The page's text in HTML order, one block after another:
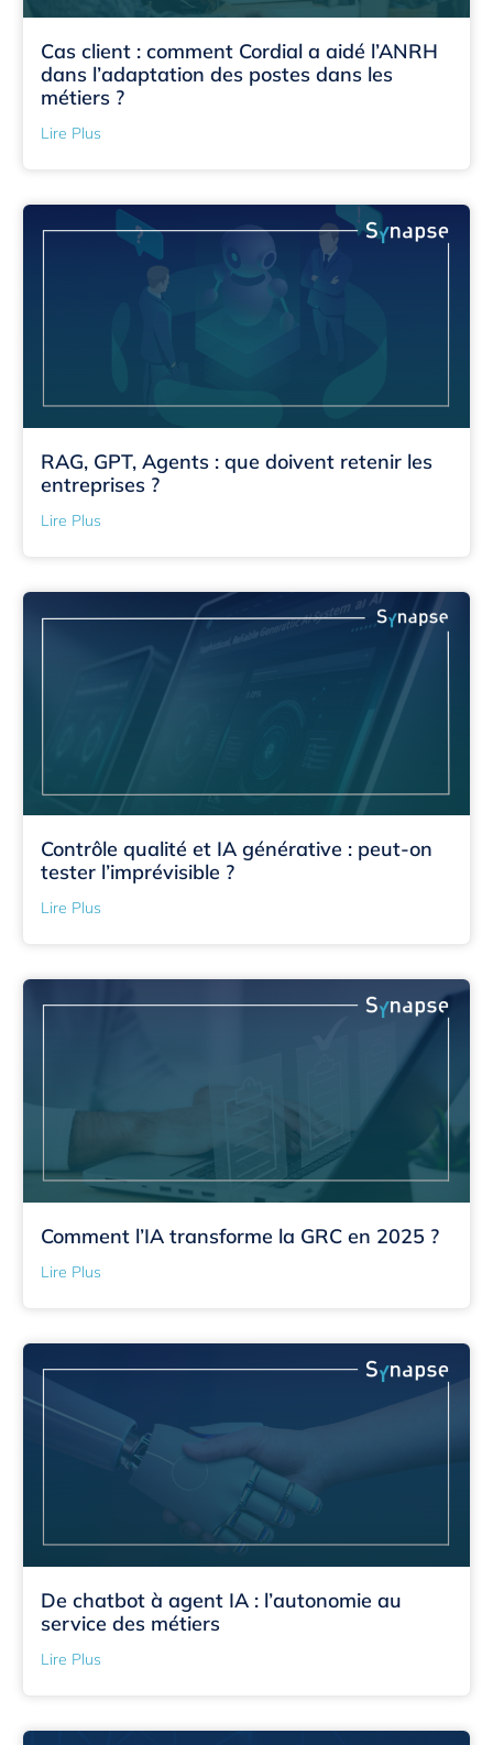
Cas client : comment Cordial a aidé l’ANRH
dans l’adaptation des postes dans les
métiers ?
Lire Plus
RAG, GPT, Agents : que doivent retenir les
entreprises ?
Lire Plus
Contrôle qualité et IA générative : peut-on
tester l’imprévisible ?
Lire Plus
Comment l’IA transforme la GRC en 2025 ?
Lire Plus
De chatbot à agent IA : l’autonomie au
service des métiers
Lire Plus